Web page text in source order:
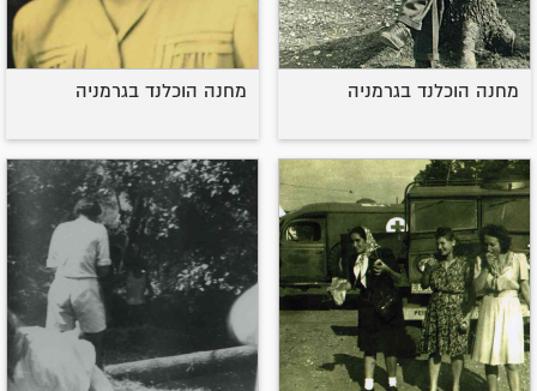
מחנה הוכלנד בגרמניה מחנה הוכלנד בגרמניה